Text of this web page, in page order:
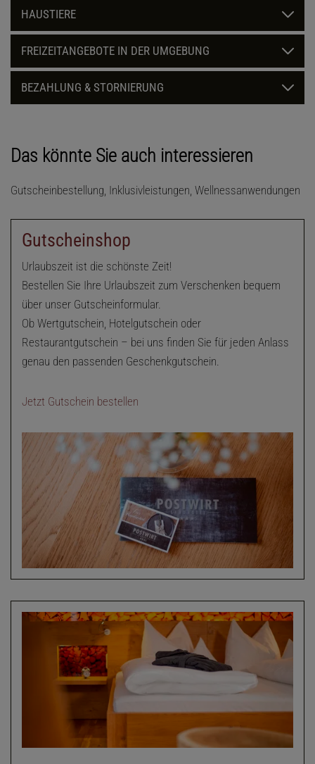
HAUSTIERE
FREIZEITANGEBOTE IN DER UMGEBUNG
BEZAHLUNG & STORNIERUNG
Das könnte Sie auch interessieren
Gutscheinbestellung, Inklusivleistungen, Wellnessanwendungen
Gutscheinshop
Urlaubszeit ist die schönste Zeit!
Bestellen Sie Ihre Urlaubszeit zum Verschenken bequem
über unser Gutscheinformular.
Ob Wertgutschein, Hotelgutschein oder
Restaurantgutschein – bei uns finden Sie für jeden Anlass
genau den passenden Geschenkgutschein.
Jetzt Gutschein bestellen